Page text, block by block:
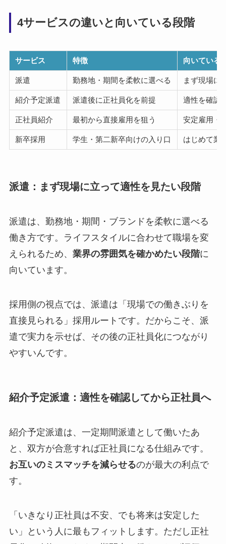
4サービスの違いと向いている段階
サービス 特徴 向いている
派遣 勤務地・期間を柔軟に選べる まず現場に
紹介予定派遣 派遣後に正社員化を前提 適性を確認
正社員紹介 最初から直接雇用を狙う 安定雇用・
新卒採用 学生・第二新卒向けの入り口 はじめて業
派遣：まず現場に立って適性を見たい段階
派遣は、勤務地・期間・ブランドを柔軟に選べる
働き方です。ライフスタイルに合わせて職場を変
えられるため、 業界の雰囲気を確かめたい段階に
向いています。
採用側の視点では、派遣は「現場での働きぶりを
直接見られる」採用ルートです。だからこそ、派
遣で実力を示せば、その後の正社員化につながり
やすいんです。
紹介予定派遣：適性を確認してから正社員へ
紹介予定派遣は、一定期間派遣として働いたあ
と、双方が合意すれば正社員になる仕組みです。
お互いのミスマッチを減らせるのが最大の利点で
す。
「いきなり正社員は不安、でも将来は安定した
い」という人に最もフィットします。ただし正社